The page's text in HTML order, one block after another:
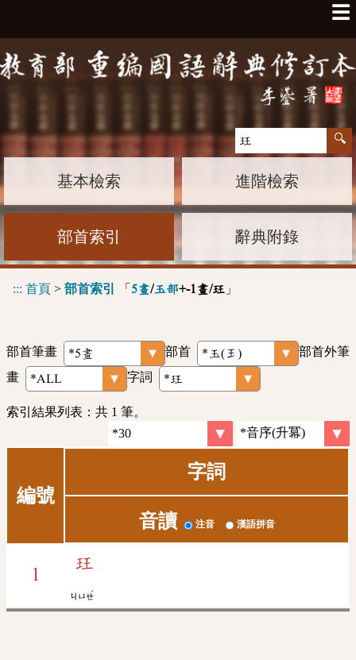
☰
基本檢索 進階檢索
部首索引 辭典附錄
::: 首頁 > 部首索引 「 5畫/玉部+-1畫/玨 」
部首筆畫 部首
部首外筆
畫
字詞
索引結果列表：共 1 筆。
編號
字詞
音讀 注音 漢語拼音
1
玨
ㄐㄩㄝ
ˊ